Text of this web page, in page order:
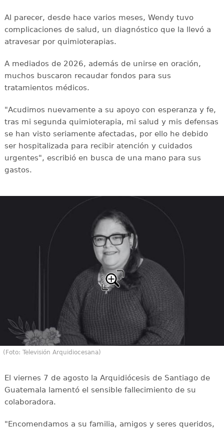
Al parecer, desde hace varios meses, Wendy tuvo
complicaciones de salud, un diagnóstico que la llevó a
atravesar por quimioterapias.
A mediados de 2026, además de unirse en oración,
muchos buscaron recaudar fondos para sus
tratamientos médicos.
"Acudimos nuevamente a su apoyo con esperanza y fe,
tras mi segunda quimioterapia, mi salud y mis defensas
se han visto seriamente afectadas, por ello he debido
ser hospitalizada para recibir atención y cuidados
urgentes", escribió en busca de una mano para sus
gastos.
(Foto: Televisión Arquidiocesana)
El viernes 7 de agosto la Arquidiócesis de Santiago de
Guatemala lamentó el sensible fallecimiento de su
colaboradora.
"Encomendamos a su familia, amigos y seres queridos,